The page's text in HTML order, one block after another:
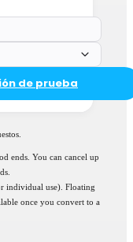
de prueba
ends. You can cancel up
individual use). Floating
once you convert to a